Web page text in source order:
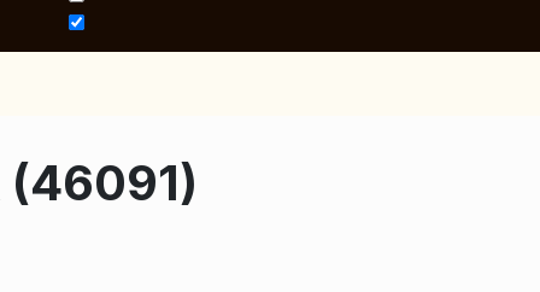
(46091)